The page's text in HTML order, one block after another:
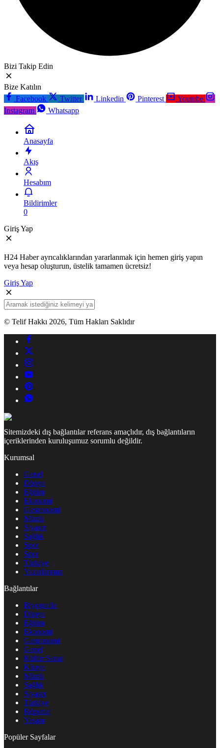
Bizi Takip Edin
Bize Katılın
Facebook
Twitter Linkedin Pinterest
Youtube
Instagram
Whatsapp
Anasayfa
Akış
Hesabım
Bildirimler
0
Giriş Yap
H24 Haber ayrıcalıklarından yararlanmak için hemen giriş yapın
veya hesap oluşturun, üstelik tamamen ücretsiz!
Giriş Yap
© Telif Hakkı 2026, Tüm Hakları Saklıdır
Sitemizdeki dış bağlantılar referans amaçlıdır, dış bağlantıların
içeriklerinden kuruluşumuz sorumlu değildir.
Kurumsal
Genel
Dünya
Eğitim
Ekonomi
Gastronomi
Müzik
Siyaset
Sağlık
Spor
Spor
Türkiye
Yazarlarımız
Bağlantılar
Biyografia
Dünya
Eğitim
Ekonomi
Gastronomi
Genel
Kültür Sanat
Künye
Müzik
Sağlık
Siyaset
Türkiye
Röportaj
Yaşam
Popüler Sayfalar